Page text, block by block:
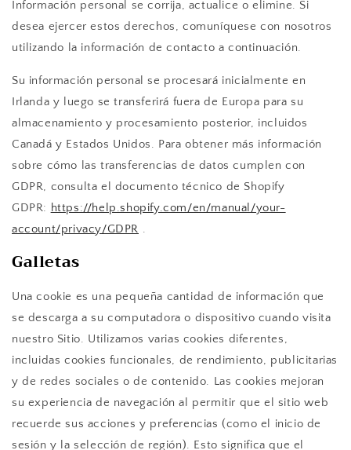
Información personal se corrija, actualice o elimine. Si
desea ejercer estos derechos, comuníquese con nosotros
utilizando la información de contacto a continuación.
Su información personal se procesará inicialmente en
Irlanda y luego se transferirá fuera de Europa para su
almacenamiento y procesamiento posterior, incluidos
Canadá y Estados Unidos. Para obtener más información
sobre cómo las transferencias de datos cumplen con
GDPR, consulta el documento técnico de Shopify
GDPR: https://help.shopify.com/en/manual/your-
account/privacy/GDPR .
Galletas
Una cookie es una pequeña cantidad de información que
se descarga a su computadora o dispositivo cuando visita
nuestro Sitio. Utilizamos varias cookies diferentes,
incluidas cookies funcionales, de rendimiento, publicitarias
y de redes sociales o de contenido. Las cookies mejoran
su experiencia de navegación al permitir que el sitio web
recuerde sus acciones y preferencias (como el inicio de
sesión y la selección de región). Esto significa que el